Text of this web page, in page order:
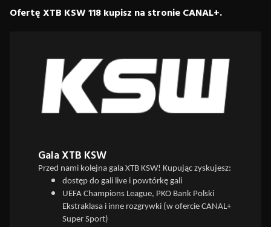
Ofertę XTB KSW 118 kupisz na stronie CANAL+.
Gala XTB KSW
Przed nami kolejna gala XTB KSW! Kupując zyskujesz:
dostęp do gali live i powtórkę gali
UEFA Champions League, PKO Bank Polski
Ekstraklasa i inne rozgrywki (w ofercie CANAL+
Super Sport)